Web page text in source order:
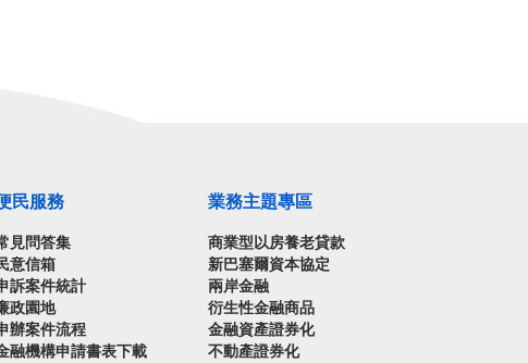
民服務
見問答集
意信箱
訴案件統計
政園地
辦案件流程
融機構申請書表下載
業務主題專區
商業型以房養老貸款
新巴塞爾資本協定
兩岸金融
衍生性金融商品
金融資產證券化
不動產證券化